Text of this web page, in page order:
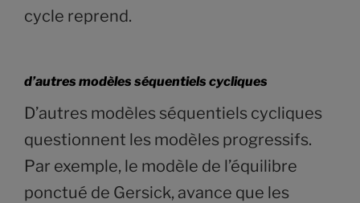
cycle reprend.
d’autres modèles séquentiels cycliques
D’autres modèles séquentiels cycliques
questionnent les modèles progressifs.
Par exemple, le modèle de l’équilibre
ponctué de Gersick, avance que les